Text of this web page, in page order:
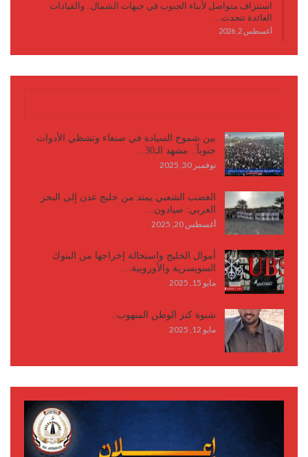
استنزاف متواصل لأبناء الجنوب في جبهات الشمال.. والقيادات
العائدة تتحدث…
أغسطس 2, 2026
بين شموخ السيادة في صنعاء وتشظي الأدوات
جنوباً.. مشهد الـ30…
نوفمبر 30, 2025
الغضب الشعبي يمتد من خليج عدن إلى البحر
العربي: صيادون…
أغسطس 20, 2025
أموال الخليج واستحالة إخراجها من البنوك
السويسرية والأوروبية…
مايو 15, 2025
شبوة كنز الوطن المنهوب..
مايو 12, 2025